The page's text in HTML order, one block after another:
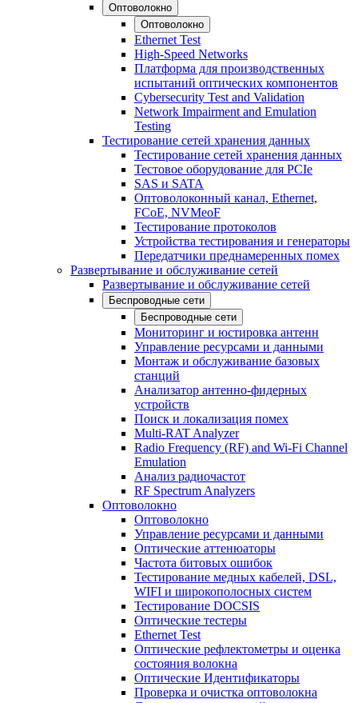
Оптоволокно
Оптоволокно
Ethernet Test
High-Speed Networks
Платформа для производственных
испытаний оптических компонентов
Cybersecurity Test and Validation
Network Impairment and Emulation
Testing
Тестирование сетей хранения данных
Тестирование сетей хранения данных
Тестовое оборудование для PCIe
SAS и SATA
Оптоволоконный канал, Ethernet,
FCoE, NVMeoF
Тестирование протоколов
Устройства тестирования и генераторы
Передатчики преднамеренных помех
Развертывание и обслуживание сетей
Развертывание и обслуживание сетей
Беспроводные сети
Беспроводные сети
Мониторинг и юстировка антенн
Управление ресурсами и данными
Монтаж и обслуживание базовых
станций
Анализатор антенно-фидерных
устройств
Поиск и локализация помех
Multi-RAT Analyzer
Radio Frequency (RF) and Wi-Fi Channel
Emulation
Анализ радиочастот
RF Spectrum Analyzers
Оптоволокно
Оптоволокно
Управление ресурсами и данными
Оптические aттенюаторы
Частота битовых ошибок
Тестирование медных кабелей, DSL,
WIFI и широкополосных систем
Тестирование DOCSIS
Оптические тестеры
Ethernet Test
Оптические рефлектометры и оценка
состояния волокна
Оптические Идентификаторы
Проверка и очистка оптоволокна